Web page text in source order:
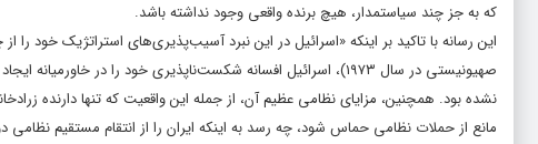
که به جز چند سیاستمدار، هیچ برنده واقعی وجود نداشته باشد.
این رسانه با تاکید بر اینکه «اسرائیل در این نبرد آسیب‌پذیری‌های استراتژیک خود
نشده بود. همچنین، مزایای نظامی عظیم آن، از جمله این واقعیت که تنها دارنده
مانع از حملات نظامی حماس شود، چه رسد به اینکه ایران را از انتقام مستقیم نظامی